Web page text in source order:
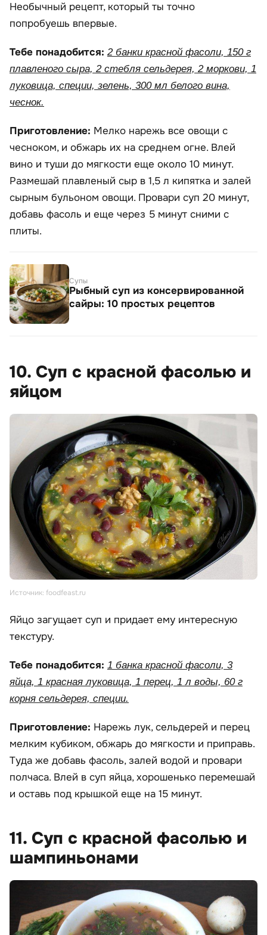
Необычный рецепт, который ты точно
попробуешь впервые.
Тебе понадобится: 2 банки красной фасоли, 150 г
плавленого сыра, 2 стебля сельдерея, 2 моркови, 1
луковица, специи, зелень, 300 мл белого вина,
чеснок.
Приготовление: Мелко нарежь все овощи с
чесноком, и обжарь их на среднем огне. Влей
вино и туши до мягкости еще около 10 минут.
Размешай плавленый сыр в 1,5 л кипятка и залей
сырным бульоном овощи. Провари суп 20 минут,
добавь фасоль и еще через 5 минут сними с
плиты.
Супы
Рыбный суп из консервированной
сайры: 10 простых рецептов
10. Суп с красной фасолью и
яйцом
Источник: foodfeast.ru
Яйцо загущает суп и придает ему интересную
текстуру.
Тебе понадобится: 1 банка красной фасоли, 3
яйца, 1 красная луковица, 1 перец, 1 л воды, 60 г
корня сельдерея, специи.
Приготовление: Нарежь лук, сельдерей и перец
мелким кубиком, обжарь до мягкости и приправь.
Туда же добавь фасоль, залей водой и провари
полчаса. Влей в суп яйца, хорошенько перемешай
и оставь под крышкой еще на 15 минут.
11. Суп с красной фасолью и
шампиньонами